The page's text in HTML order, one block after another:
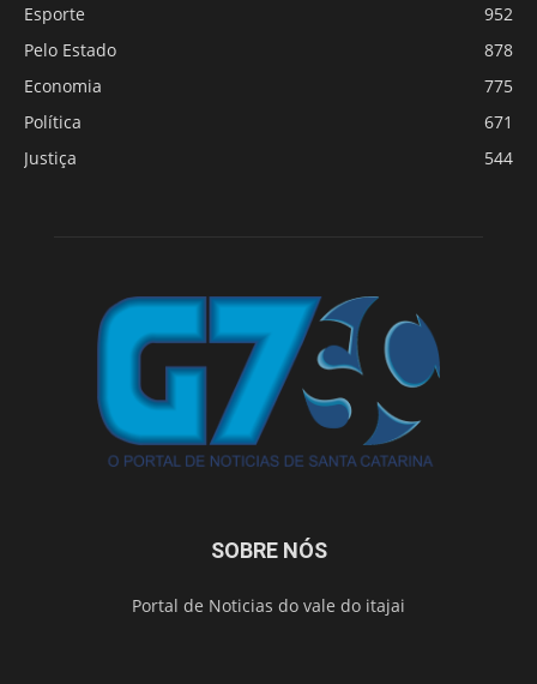
Esporte
952
Pelo Estado
878
Economia
775
Política
671
Justiça
544
SOBRE NÓS
Portal de Noticias do vale do itajai